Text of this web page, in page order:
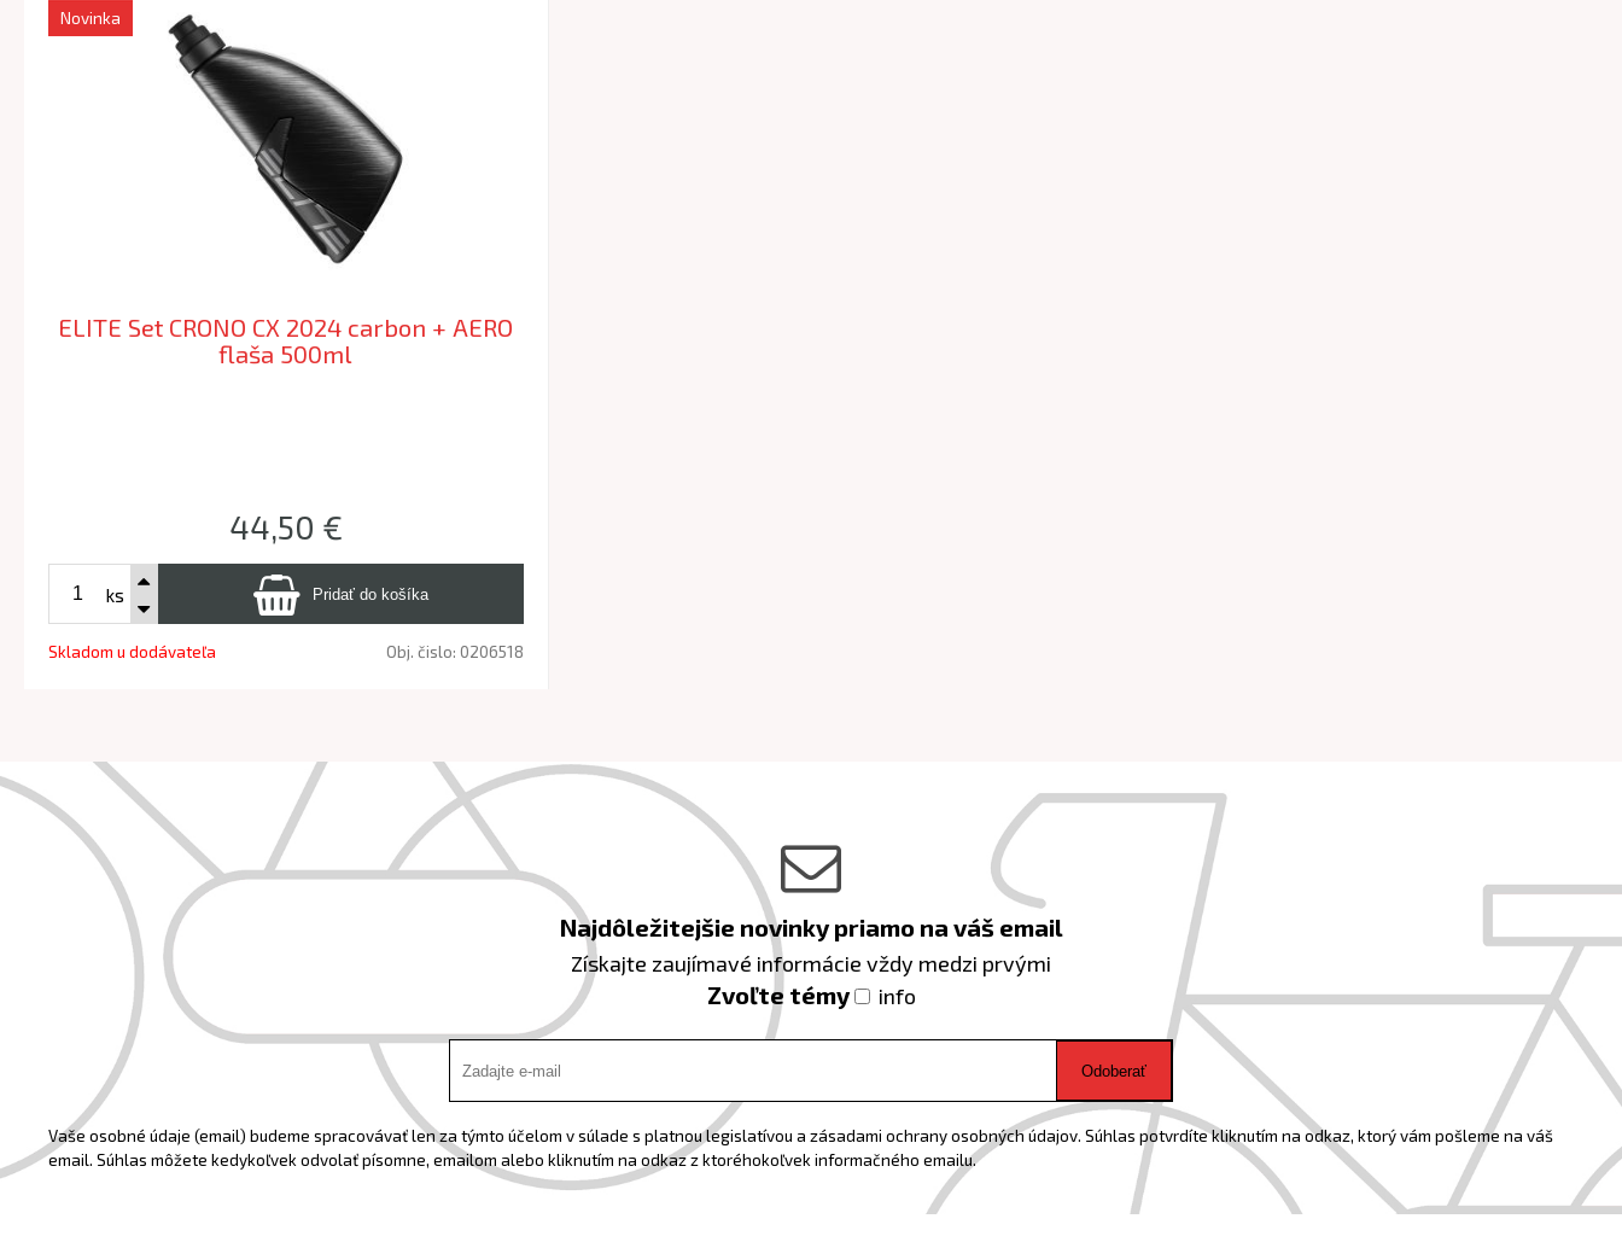
ELITE Set CRONO CX 2024 carbon + AERO
flaša 500ml
Novinka
44,50 €
ks
Skladom u dodávateľa Obj. čislo: 0206518
Najdôležitejšie novinky priamo na váš email
Získajte zaujímavé informácie vždy medzi prvými
Zvoľte témy info
Odoberať
Vaše osobné údaje (email) budeme spracovávať len za týmto účelom v súlade s platnou legislatívou a zásadami ochrany osobných údajov. Súhlas potvrdíte kliknutím na odkaz, ktorý vám pošleme na váš
email. Súhlas môžete kedykoľvek odvolať písomne, emailom alebo kliknutím na odkaz z ktoréhokoľvek informačného emailu.